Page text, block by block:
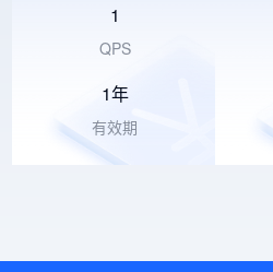
1
QPS
1年
有效期